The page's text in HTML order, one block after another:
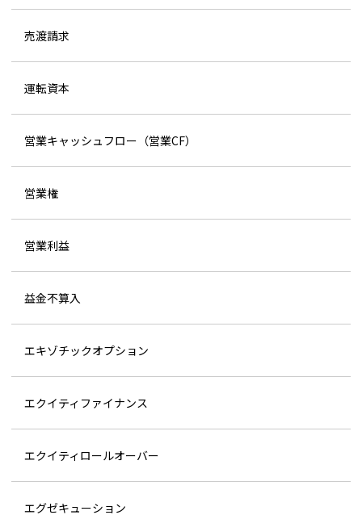
売渡請求
運転資本
営業キャッシュフロー（営業CF）
営業権
営業利益
益金不算入
エキゾチックオプション
エクイティファイナンス
エクイティロールオーバー
エグゼキューション